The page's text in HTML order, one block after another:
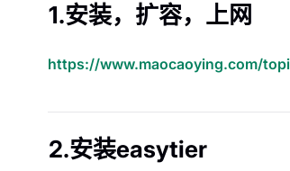
1.安装，扩容，上网
https://www.maocaoying.com/
2.安装easytier